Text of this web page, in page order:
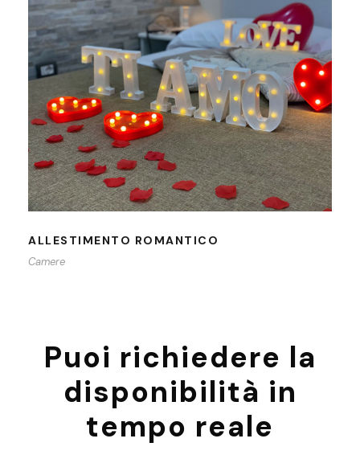
ALLESTIMENTO ROMANTICO
ALLESTIMENTO ROMANTICO
Camere
Puoi richiedere la
disponibilità in
tempo reale